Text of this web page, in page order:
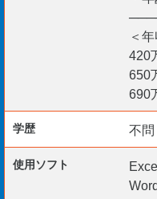
420万円／66歳・社歴2年
650万円／62歳・社歴4年
690万円／65歳・社歴7年
まずはこれまでの経験
ご応募をお待ちしていま
＜
420
650
690
学歴 不問
使用ソフト